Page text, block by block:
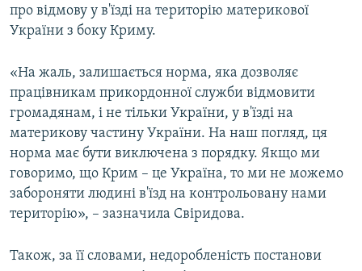
про відмову у в'їзді на територію материкової
України з боку Криму.
«На жаль, залишається норма, яка дозволяє
працівникам прикордонної служби відмовити
громадянам, і не тільки України, у в'їзді на
материкову частину України. На наш погляд, ця
норма має бути виключена з порядку. Якщо ми
говоримо, що Крим – це Україна, то ми не можемо
забороняти людині в'їзд на контрольовану нами
територію», – зазначила Свіридова.
Також, за її словами, недоробленість постанови